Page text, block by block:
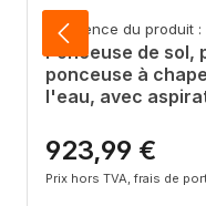
Référence du produit
Ponceuse de sol,
ponceuse à
l'eau, avec
Prix régulier :
923,99 €
Prix hors TVA, frais de